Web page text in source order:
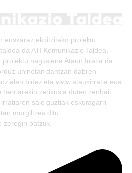
euskaraz ekoitzitako proiektu
da ATI Komunikazio Taldea,
nagusiena Ataun Irratia da,
uhinetan dantzan dabilen
bidez eta www.ataunirratia.eus
herriarekin zerikusia duten zenbait
saio guztiak eskuragarri
murgiltzea ditu
zeregin batzuk.